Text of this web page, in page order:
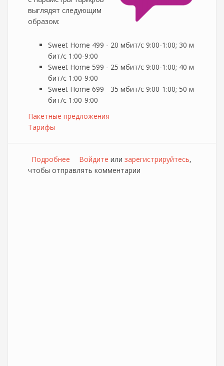
выглядят следующим
образом:
Sweet Home 499 - 20 мбит/с 9:00-1:00; 30 м
бит/с 1:00-9:00
Sweet Home 599 - 25 мбит/с 9:00-1:00; 40 м
бит/с 1:00-9:00
Sweet Home 699 - 35 мбит/с 9:00-1:00; 50 м
бит/с 1:00-9:00
Пакетные предложения
Тарифы
Подробнее о Netbynet обновляет параметры пакетных
предложений
Войдите или зарегистрируйтесь,
чтобы отправлять комментарии